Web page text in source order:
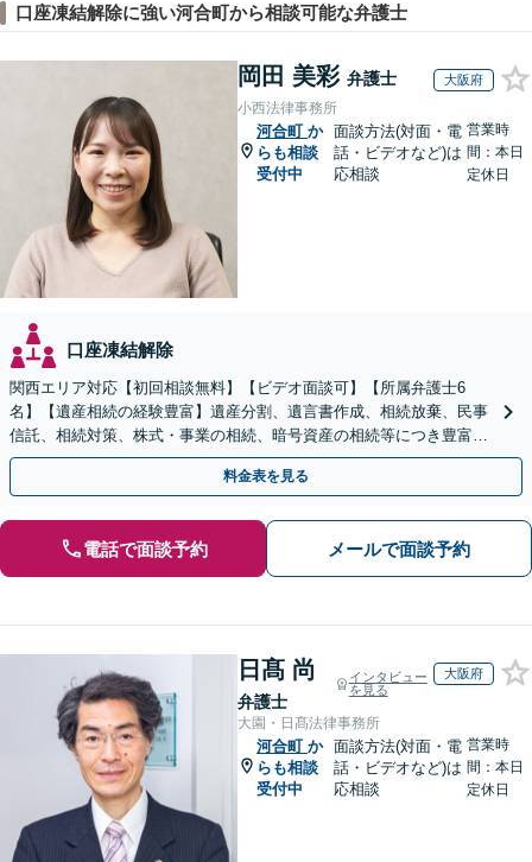
口座凍結解除に強い河合町から相談可能な弁護士
岡田 美彩 弁護士 大阪府
小西法律事務所
河合町 か
らも相談
受付中
面談方法(対面・電
話・ビデオなど)は
応相談
営業時
間：本日
定休日
口座凍結解除
関西エリア対応【初回相談無料】【ビデオ面談可】【所属弁護士6
名】【遺産相続の経験豊富】遺産分割、遺言書作成、相続放棄、民事
信託、相続対策、株式・事業の相続、暗号資産の相続等につき豊富な
対応実績。【バリアフリー】【完全個室対応】
料金表を見る
電話で面談予約 メールで面談予約
日髙 尚
弁護士
インタビュー
を見る
大阪府
大園・日髙法律事務所
河合町 か
らも相談
受付中
面談方法(対面・電
話・ビデオなど)は
応相談
営業時
間：本日
定休日